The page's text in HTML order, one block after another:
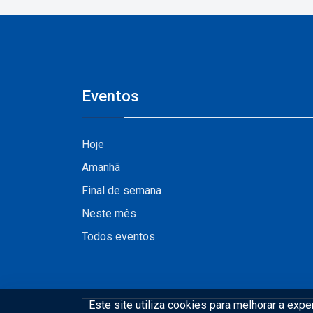
Vale do Pinhão
Este site utiliza cookies para melhorar a
Eventos
Hoje
Amanhã
Final de semana
Neste mês
Todos eventos